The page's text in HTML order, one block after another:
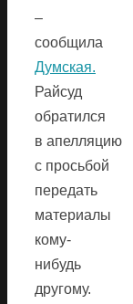
–
сообщила
Думская.
Райсуд
обратился
в апелляцию
с просьбой
передать
материалы
кому-
нибудь
другому.